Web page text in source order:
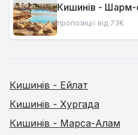
Кишинів -
пропозиції від 73€
Кишинів - Ейлат
Кишинів - Хургада
Кишинів - Марса-Алам